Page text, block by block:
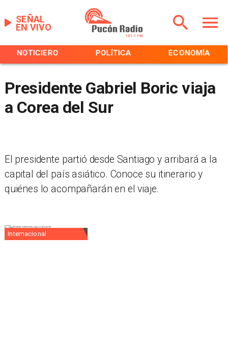
EN VIVO
SEÑAL
NOTICIERO POLÍTICA ECONOMÍA
Presidente Gabriel Boric viaja
a Corea del Sur
El presidente partió desde Santiago y arribará a la
capital del país asiático. Conoce su itinerario y
quiénes lo acompañarán en el viaje.
Internacional